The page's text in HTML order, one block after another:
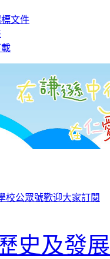
文件
校公眾號歡迎大家訂閱
史及發展